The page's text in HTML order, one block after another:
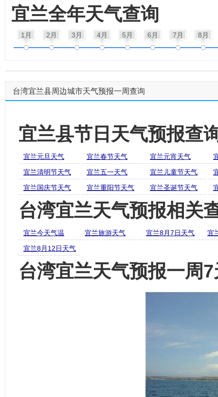
宜兰全年天气查询
1月 2月 3月 4月 5月 6月 7月 8月
台湾宜兰县周边城市天气预报一周查询
宜兰县节日天气预报查
宜兰元旦天气 宜兰春节天气 宜兰元宵天气
宜兰清明节天气
宜兰五一天气 宜兰儿童节天气
宜兰国庆节天气
宜兰重阳节天气 宜兰圣诞节天气
台湾宜兰天气预报相关
宜兰今天气温 宜兰旅游天气 宜兰8月7日天气
宜
宜兰8月12日天气
台湾宜兰天气预报一周